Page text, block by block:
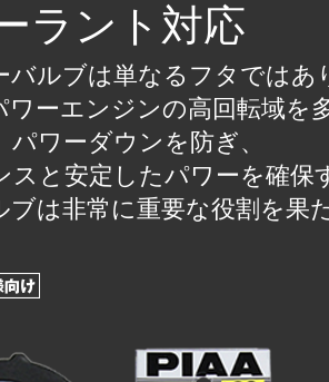
ラント対応
バルブは単なるフタではあ
ワーエンジンの高回転域を
パワーダウンを防ぎ、
スと安定したパワーを確
ブは非常に重要な役割を果